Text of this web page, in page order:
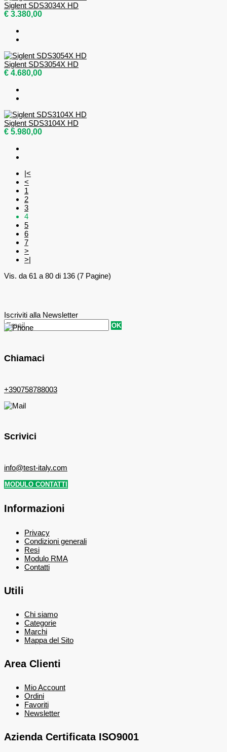
Siglent SDS3034X HD
€ 3.380,00
Siglent SDS3054X HD
€ 4.680,00
Siglent SDS3104X HD
€ 5.980,00
|<
<
1
2
3
4
5
6
7
>
>|
Vis. da 61 a 80 di 136 (7 Pagine)
Iscriviti alla Newsletter
OK
Chiamaci
+390758788003
Scrivici
info@test-italy.com
MODULO CONTATTI
Informazioni
Privacy
Condizioni generali
Resi
Modulo RMA
Contatti
Utili
Chi siamo
Categorie
Marchi
Mappa del Sito
Area Clienti
Mio Account
Ordini
Favoriti
Newsletter
Azienda Certificata ISO9001